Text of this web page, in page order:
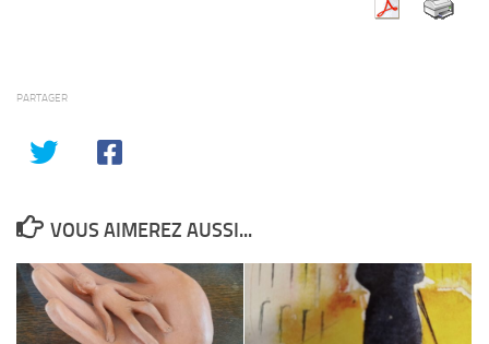
PARTAGER
VOUS AIMEREZ AUSSI...